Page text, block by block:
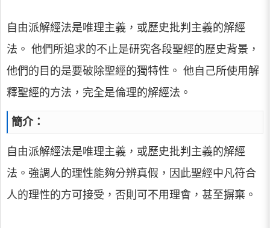
自由派解經法是唯理主義，或歷史批判主義的解經
法。 他們所追求的不止是研究各段聖經的歷史背景，
他們的目的是要破除聖經的獨特性。 他自己所使用解
釋聖經的方法，完全是倫理的解經法。
簡介：
自由派解經法是唯理主義，或歷史批判主義的解經
法。強調人的理性能夠分辨真假，因此聖經中凡符合
人的理性的方可接受，否則可不用理會，甚至摒棄。